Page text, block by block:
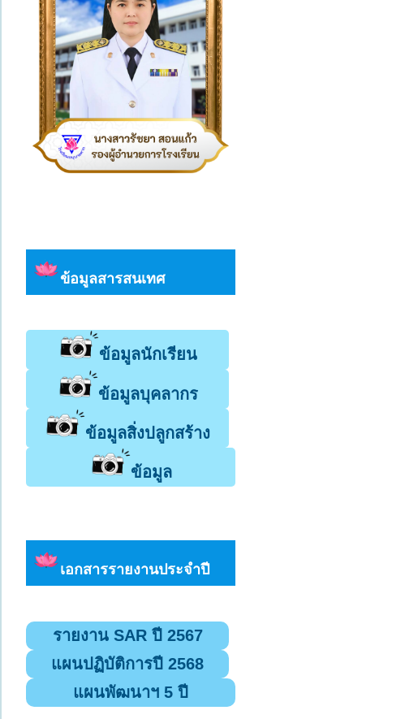
ข้อมูลสารสนเทศ
ข้อมูลนักเรียน
ข้อมูลบุคลากร
ข้อมูลสิ่งปลูกสร้าง
ข้อมูล
เอกสารรายงานประจำปี
รายงาน SAR ปี 2567
แผนปฏิบัติการปี 2568
แผนพัฒนาฯ 5 ปี